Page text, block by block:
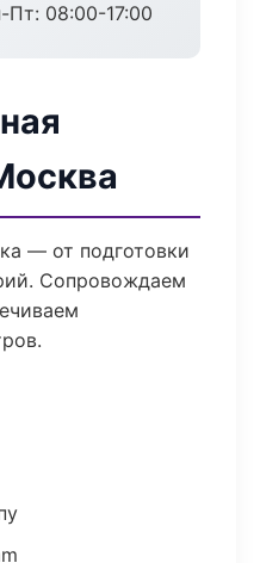
Пт: 08:00-17:00
— от подготовки
Сопровождаем